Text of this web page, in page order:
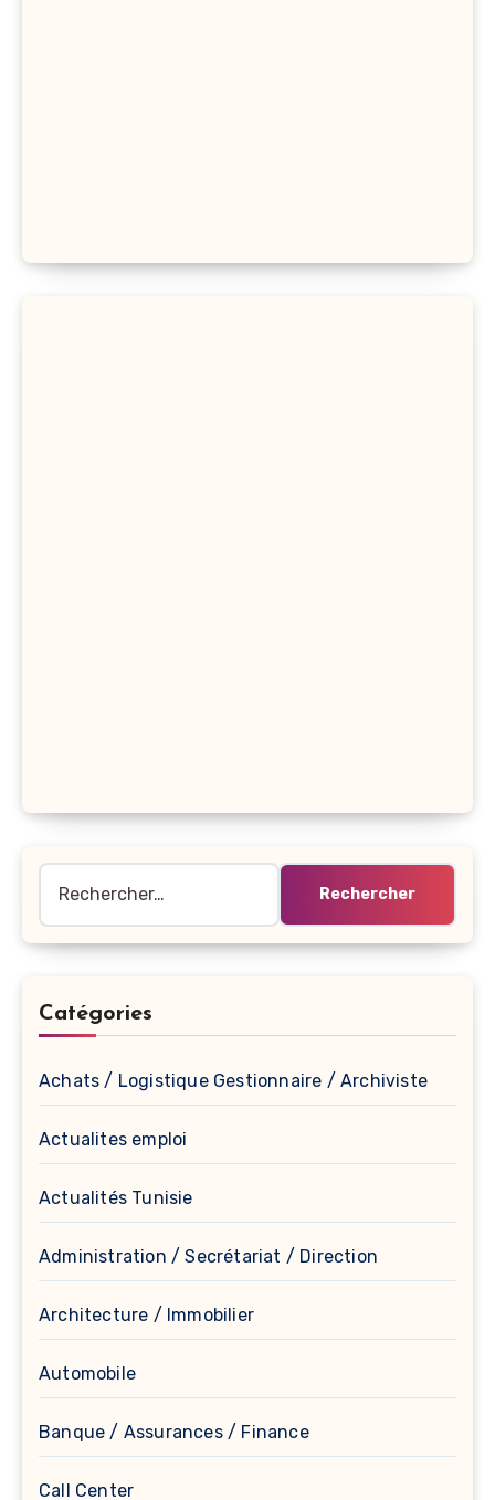
Catégories
Achats / Logistique Gestionnaire / Archiviste
Actualites emploi
Actualités Tunisie
Administration / Secrétariat / Direction
Architecture / Immobilier
Automobile
Banque / Assurances / Finance
Call Center